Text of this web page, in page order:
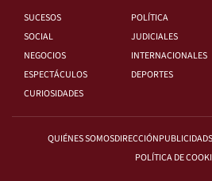
SUCESOS
POLÍTICA
SOCIAL
JUDICIALES
NEGOCIOS
INTERNACIONALES
ESPECTÁCULOS
DEPORTES
CURIOSIDADES
QUIÉNES SOMOSDIRECCIÓNPUBLICIDAD
POLÍTICA DE